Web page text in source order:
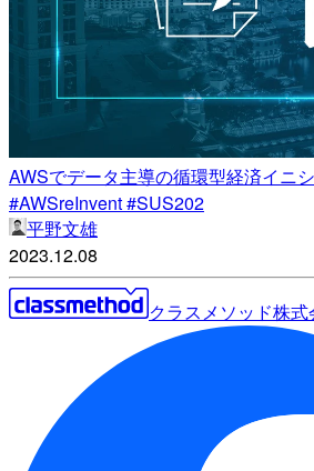
AWSでデータ主導の循環型経済イニ
#AWSreInvent #SUS202
平野文雄
2023.12.08
クラスメソッド株式